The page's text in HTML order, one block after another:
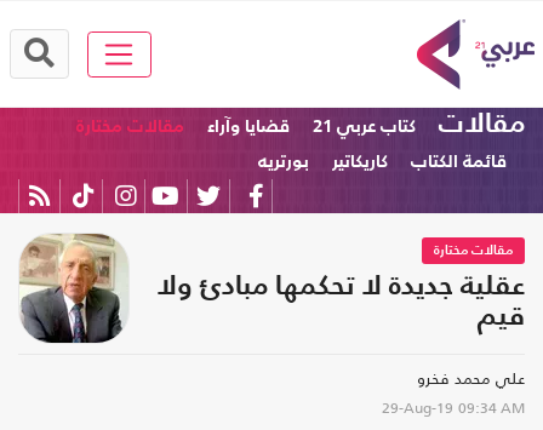
مقالات كتاب عربي 21 قضايا وآراء
مقالات مختارة
قائمة الكتاب
كاريكاتير بورتريه
مقالات مختارة
عقلية جديدة لا تحكمها مبادئ ولا
قيم
علي محمد فخرو
29-Aug-19 09:34 AM